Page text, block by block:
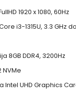
1920 x 1080, 60Hz
i3-1315U, 3.3 GHz
8GB DDR4, 3200Hz
NVMe
Intel UHD Graphics